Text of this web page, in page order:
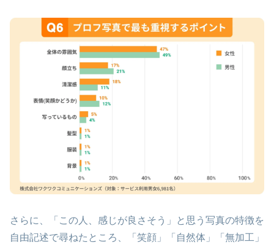
さらに、「この人、感じが良さそう」と思う写真の特徴を
自由記述で尋ねたところ、「笑顔」「自然体」「無加工」